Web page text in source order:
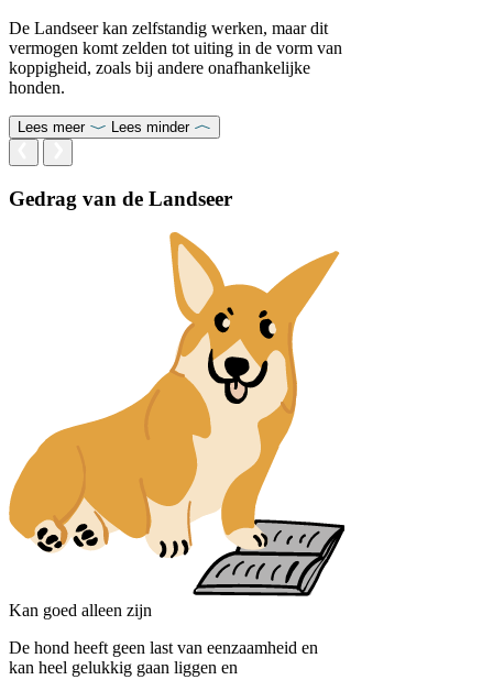
De Landseer kan zelfstandig werken, maar dit
vermogen komt zelden tot uiting in de vorm van
koppigheid, zoals bij andere onafhankelijke
honden.
Lees meer Lees minder
Gedrag van de Landseer
Kan goed alleen zijn
De hond heeft geen last van eenzaamheid en
kan heel gelukkig gaan liggen en